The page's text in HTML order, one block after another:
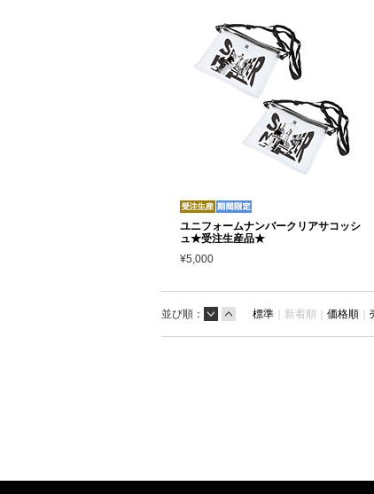
ユニフォームナンバークリアサコッシ
ュ★受注生産品★
¥5,000
並び順： 標準 ｜ 新着順｜ 価格順 ｜